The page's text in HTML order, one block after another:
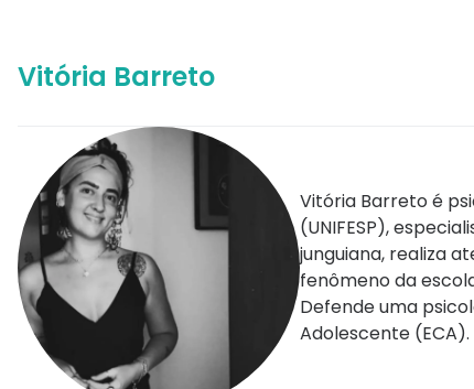
Vitória Barreto
Vitória Barreto é
(UNIFESP),
junguiana, realiza
fenômeno da
Defende uma
Adolescente (ECA).